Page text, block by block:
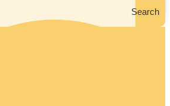
Search